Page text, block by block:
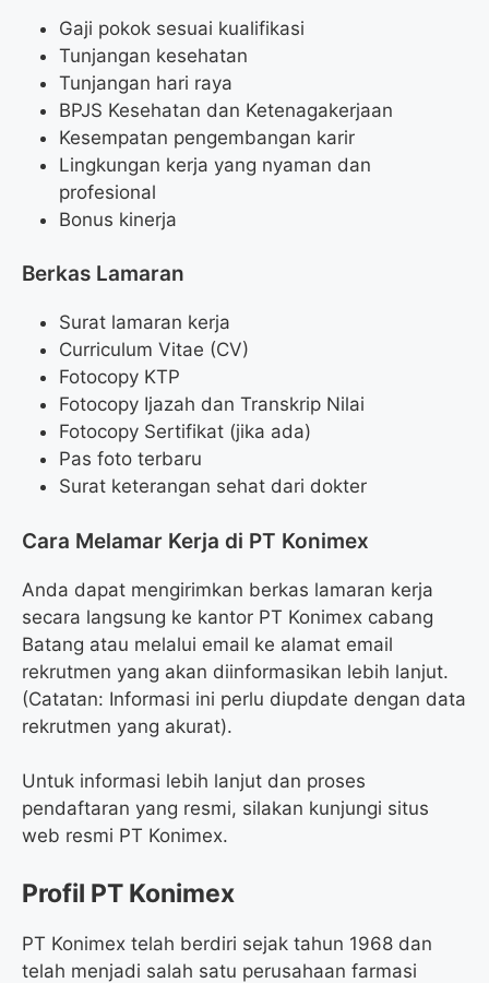
Gaji pokok sesuai kualifikasi
Tunjangan kesehatan
Tunjangan hari raya
BPJS Kesehatan dan Ketenagakerjaan
Kesempatan pengembangan karir
Lingkungan kerja yang nyaman dan
profesional
Bonus kinerja
Berkas Lamaran
Surat lamaran kerja
Curriculum Vitae (CV)
Fotocopy KTP
Fotocopy Ijazah dan Transkrip Nilai
Fotocopy Sertifikat (jika ada)
Pas foto terbaru
Surat keterangan sehat dari dokter
Cara Melamar Kerja di PT Konimex
Anda dapat mengirimkan berkas lamaran kerja
secara langsung ke kantor PT Konimex cabang
Batang atau melalui email ke alamat email
rekrutmen yang akan diinformasikan lebih lanjut.
(Catatan: Informasi ini perlu diupdate dengan data
rekrutmen yang akurat).
Untuk informasi lebih lanjut dan proses
pendaftaran yang resmi, silakan kunjungi situs
web resmi PT Konimex.
Profil PT Konimex
PT Konimex telah berdiri sejak tahun 1968 dan
telah menjadi salah satu perusahaan farmasi